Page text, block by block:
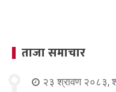
ताजा समाचार
२३ श्रावण २०८३,